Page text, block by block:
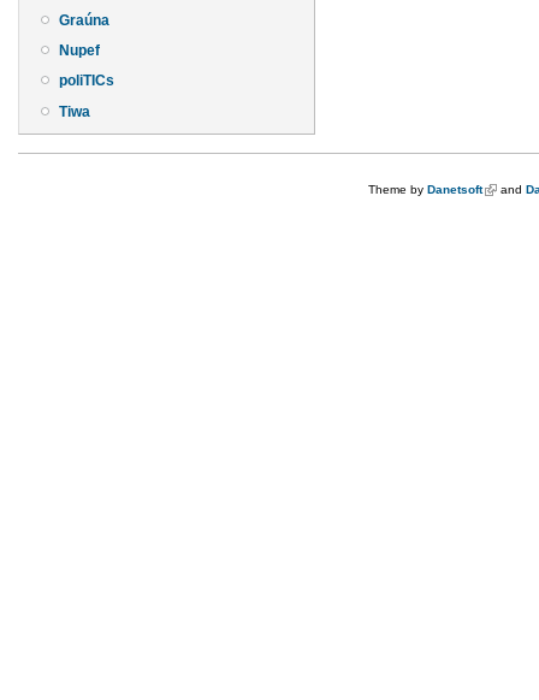
Graúna
Nupef
poliTICs
Tiwa
Theme by Danetsoft(link is
and